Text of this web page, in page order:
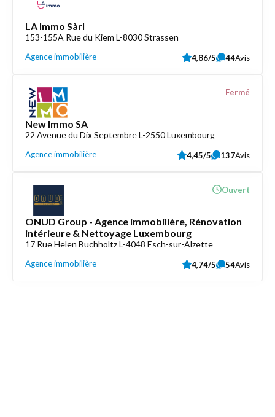
LA Immo Sàrl
153-155A Rue du Kiem L-8030 Strassen
Agence immobilière 4,86/5 44Avis
New Immo SA
22 Avenue du Dix Septembre L-2550 Luxembourg
Agence immobilière
Fermé
4,45/5 137Avis
ONUD Group - Agence immobilière, Rénovation
intérieure & Nettoyage Luxembourg
17 Rue Helen Buchholtz L-4048 Esch-sur-Alzette
Agence immobilière
Ouvert
4,74/5 54Avis